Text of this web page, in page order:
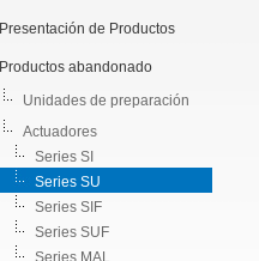
Presentación de Productos
Productos abandonado
Unidades de preparación
Actuadores
Series SI
Series SU
Series SIF
Series SUF
Series MAL